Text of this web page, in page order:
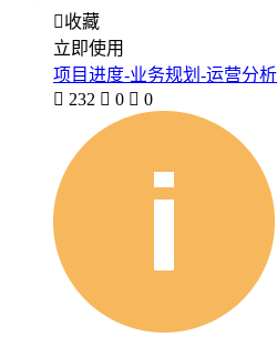
收藏
立即使用
项目进度-业务规划-运营分析
 232  0  0